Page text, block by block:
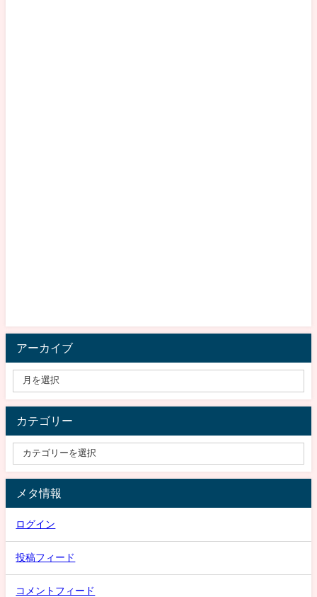
アーカイブ
カテゴリー
メタ情報
ログイン
投稿フィード
コメントフィード